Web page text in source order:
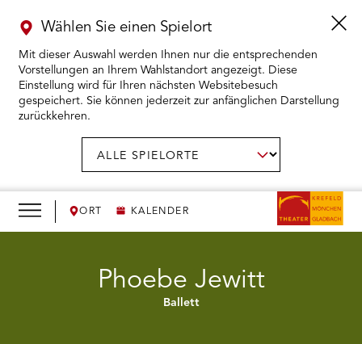
ORT KALENDER
Wählen Sie einen Spielort
Mit dieser Auswahl werden Ihnen nur die entsprechenden
Vorstellungen an Ihrem Wahlstandort angezeigt. Diese
Einstellung wird für Ihren nächsten Websitebesuch
gespeichert. Sie können jederzeit zur anfänglichen Darstellung
zurückkehren.
KARTENKAUF ÖFFNEN
WIR ÖFFNEN
DAS THEATER ÖFFNEN
Phoebe Jewitt
Ballett